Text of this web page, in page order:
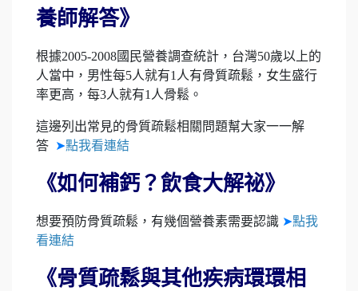
養師解答》
根據2005-2008國民營養調查統計，台灣50歲以上的
人當中，男性每5人就有1人有骨質疏鬆，女生盛行
率更高，每3人就有1人骨鬆。
這邊列出常見的骨質疏鬆相關問題幫大家一一解
答 ➤點我看連結
《如何補鈣？飲食大解祕》
想要預防骨質疏鬆，有幾個營養素需要認識 ➤點我
看連結
《骨質疏鬆與其他疾病環環相